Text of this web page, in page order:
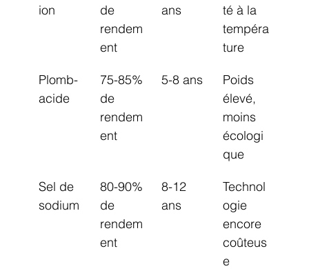
ion
de
rendem
ent
ans
té à la
tempéra
ture
Plomb-
acide
75-85%
de
rendem
ent
5-8 ans
Poids
élevé,
moins
écologi
que
Sel de
sodium
80-90%
de
rendem
ent
8-12
ans
Technol
ogie
encore
coûteus
e